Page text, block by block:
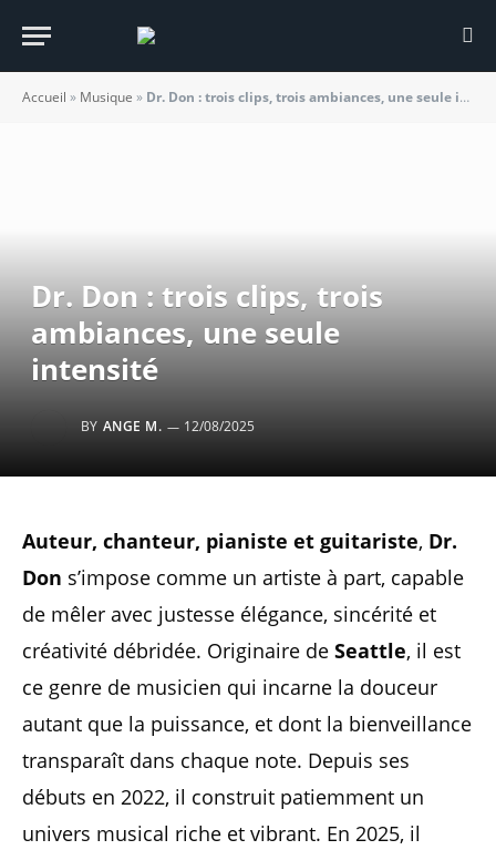
Accueil » Musique » Dr. Don : trois clips, trois ambiances, une seule intensité
Dr. Don : trois clips, trois
ambiances, une seule
intensité
BY ANGE M. 12/08/2025
Auteur, chanteur, pianiste et guitariste, Dr.
Don s’impose comme un artiste à part, capable
de mêler avec justesse élégance, sincérité et
créativité débridée. Originaire de Seattle, il est
ce genre de musicien qui incarne la douceur
autant que la puissance, et dont la bienveillance
transparaît dans chaque note. Depuis ses
débuts en 2022, il construit patiemment un
univers musical riche et vibrant. En 2025, il